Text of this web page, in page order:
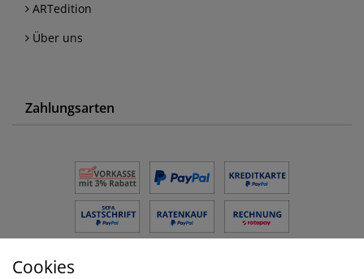
ARTedition
Über uns
Zahlungsarten
Cookies